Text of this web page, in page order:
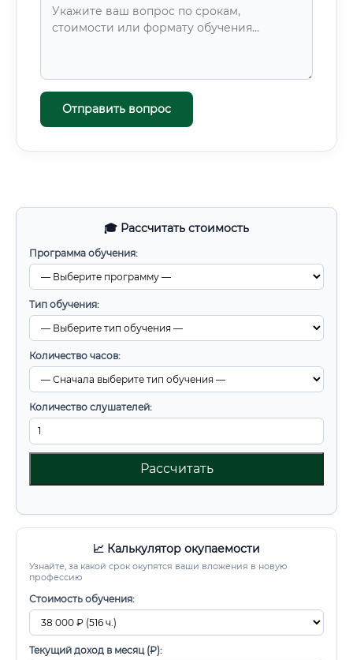
🎓 Рассчитать стоимость
Программа обучения:
Тип обучения:
Количество часов:
Количество слушателей:
Рассчитать
📈 Калькулятор окупаемости
Узнайте, за какой срок окупятся ваши вложения в новую
профессию
Стоимость обучения:
Текущий доход в месяц (₽):
Отправить вопрос